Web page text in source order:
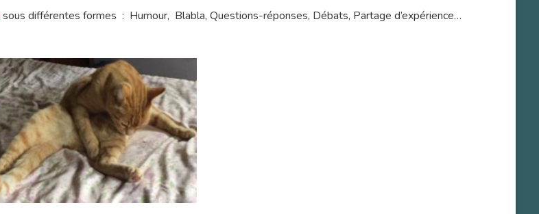
sous différentes formes : Humour, Blabla, Questions-réponses, Débats, Partage d’expérience…